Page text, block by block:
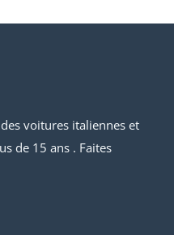
voitures italiennes et
de 15 ans . Faites